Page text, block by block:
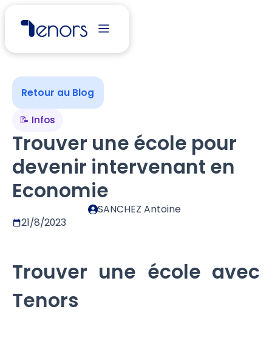
Retour au Blog
📝 Infos
Trouver une école pour
devenir intervenant en
Economie
SANCHEZ Antoine
21/8/2023
Trouver une école avec
Tenors